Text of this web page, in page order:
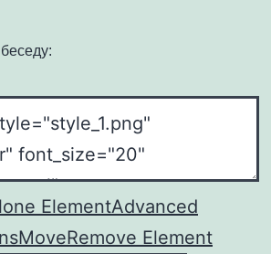
ElementAdvanced
MoveRemove Element